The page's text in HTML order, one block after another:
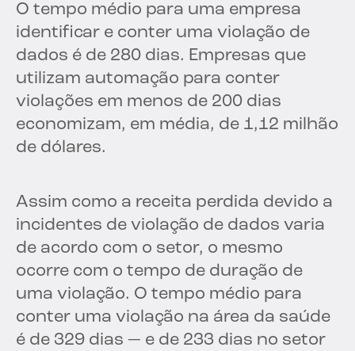
O tempo médio para uma empresa
identificar e conter uma violação de
dados é de 280 dias. Empresas que
utilizam automação para conter
violações em menos de 200 dias
economizam, em média, de 1,12 milhão
de dólares.
Assim como a receita perdida devido a
incidentes de violação de dados varia
de acordo com o setor, o mesmo
ocorre com o tempo de duração de
uma violação. O tempo médio para
conter uma violação na área da saúde
é de 329 dias — e de 233 dias no setor